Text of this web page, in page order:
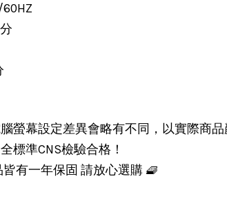
60HZ
螢幕設定差異會略有不同，以實際商
標準CNS檢驗合格！
有一年保固 請放心選購 🧇